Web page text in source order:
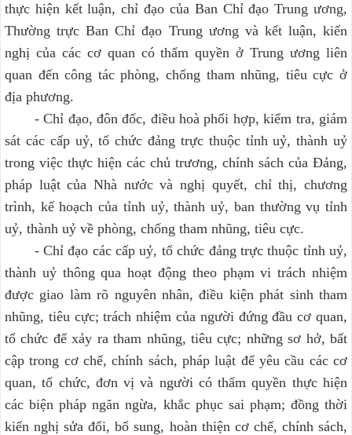
thực hiện kết luận, chỉ đạo của Ban Chỉ đạo Trung ương,
Thường trực Ban Chỉ đạo Trung ương và kết luận, kiến
nghị của các cơ quan có thẩm quyền ở Trung ương liên
quan đến công tác phòng, chống tham nhũng, tiêu cực ở
địa phương.
- Chỉ đạo, đôn đốc, điều hoà phối hợp, kiểm tra, giám
sát các cấp uỷ, tổ chức đảng trực thuộc tỉnh uỷ, thành uỷ
trong việc thực hiện các chủ trương, chính sách của Đảng,
pháp luật của Nhà nước và nghị quyết, chỉ thị, chương
trình, kế hoạch của tỉnh uỷ, thành uỷ, ban thường vụ tỉnh
uỷ, thành uỷ về phòng, chống tham nhũng, tiêu cực.
- Chỉ đạo các cấp uỷ, tổ chức đảng trực thuộc tỉnh uỷ,
thành uỷ thông qua hoạt động theo phạm vi trách nhiệm
được giao làm rõ nguyên nhân, điều kiện phát sinh tham
nhũng, tiêu cực; trách nhiệm của người đứng đầu cơ quan,
tổ chức để xảy ra tham nhũng, tiêu cực; những sơ hở, bất
cập trong cơ chế, chính sách, pháp luật để yêu cầu các cơ
quan, tổ chức, đơn vị và người có thẩm quyền thực hiện
các biện pháp ngăn ngừa, khắc phục sai phạm; đồng thời
kiến nghị sửa đổi, bổ sung, hoàn thiện cơ chế, chính sách,